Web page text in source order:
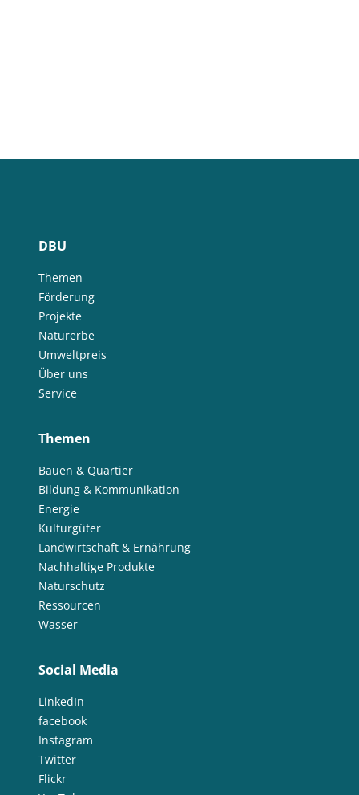
DBU
Themen
Förderung
Projekte
Naturerbe
Umweltpreis
Über uns
Service
Themen
Bauen & Quartier
Bildung & Kommunikation
Energie
Kulturgüter
Landwirtschaft & Ernährung
Nachhaltige Produkte
Naturschutz
Ressourcen
Wasser
Social Media
LinkedIn
facebook
Instagram
Twitter
Flickr